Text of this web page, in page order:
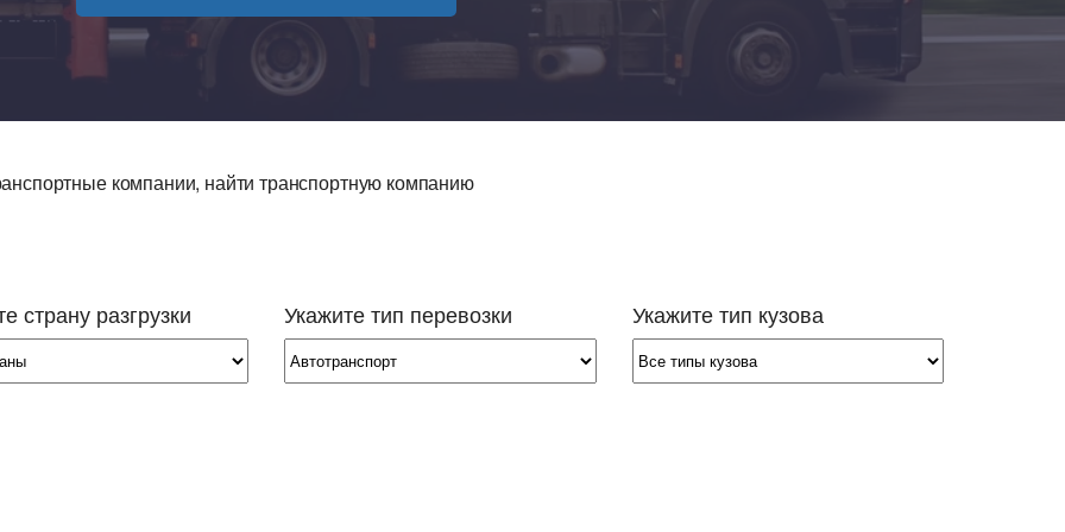
грузоперевозок
опасных грузов
сыпучих и жидких грузов
автомобилей
Транспорт для сборных грузов
компании, найти транспортную компанию
страну разгрузки Укажите тип перевозки Укажите тип кузова